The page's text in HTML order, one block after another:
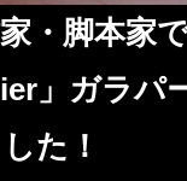
・脚本家
」ガラ
た！